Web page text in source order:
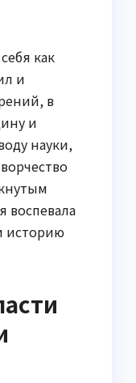
как
и
в
и
науки,
воспевала
историю